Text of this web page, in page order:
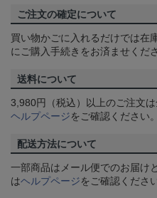
ご注文の確定について
買い物かごに入れるだけでは在
にご購入手続きをお済ませくださ
送料について
3,980円（税込）以上のご注文
ヘルプページをご確認ください。
配送方法について
一部商品はメール便でのお届け
はヘルプページをご確認ください